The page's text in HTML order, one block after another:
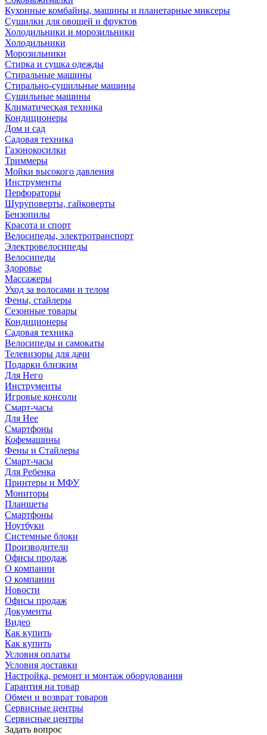
Кухонные комбайны, машины и планетарные миксеры
Сушилки для овощей и фруктов
Холодильники и морозильники
Холодильники
Морозильники
Стирка и сушка одежды
Стиральные машины
Стирально-сушильные машины
Сушильные машины
Климатическая техника
Кондиционеры
Дом и сад
Садовая техника
Газонокосилки
Триммеры
Мойки высокого давления
Инструменты
Перфораторы
Шуруповерты, гайковерты
Бензопилы
Красота и спорт
Велосипеды, электротранспорт
Электровелосипеды
Велосипеды
Здоровье
Массажеры
Уход за волосами и телом
Фены, стайлеры
Сезонные товары
Кондиционеры
Садовая техника
Велосипеды и самокаты
Телевизоры для дачи
Подарки близким
Для Него
Инструменты
Игровые консоли
Смарт-часы
Для Нее
Смартфоны
Кофемашины
Фены и Стайлеры
Смарт-часы
Для Ребенка
Принтеры и МФУ
Мониторы
Планшеты
Смартфоны
Ноутбуки
Системные блоки
Производители
Офисы продаж
О компании
О компании
Новости
Офисы продаж
Документы
Видео
Как купить
Как купить
Условия оплаты
Условия доставки
Настройка, ремонт и монтаж оборудования
Гарантия на товар
Обмен и возврат товаров
Сервисные центры
Сервисные центры
Задать вопрос